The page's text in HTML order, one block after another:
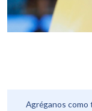
Agréganos como